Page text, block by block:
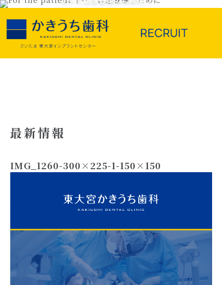
最新情報
IMG_1260-300×225-1-150×150